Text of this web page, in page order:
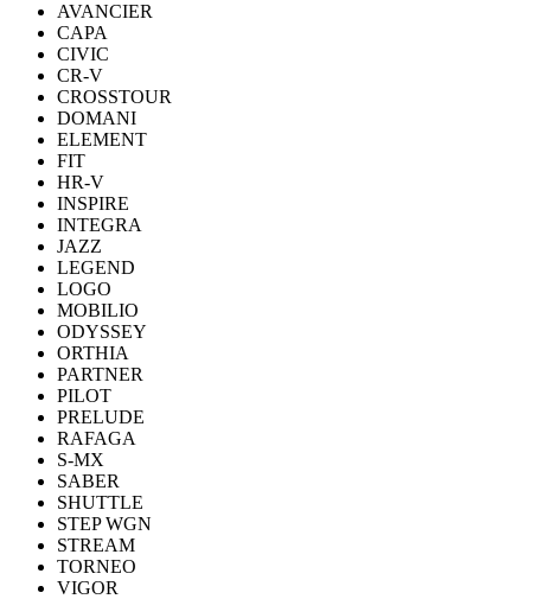
AVANCIER
CAPA
CIVIC
CR-V
CROSSTOUR
DOMANI
ELEMENT
FIT
HR-V
INSPIRE
INTEGRA
JAZZ
LEGEND
LOGO
MOBILIO
ODYSSEY
ORTHIA
PARTNER
PILOT
PRELUDE
RAFAGA
S-MX
SABER
SHUTTLE
STEP WGN
STREAM
TORNEO
VIGOR